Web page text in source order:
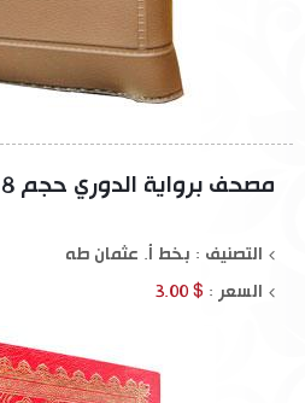
مصحف برواية الدوري حجم 8×12
التصنيف : بخط أ. عثمان طه
السعر : $ 3.00